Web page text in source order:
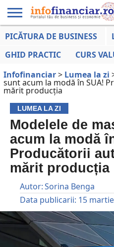
EDUCAȚIE
LA ZI
AFACERILOR
PICĂTURA DE BUSINESS
GHID PRACTIC
CURS
Infofinanciar> Lumea la zi
sunt acum la modă în SUA!
mărit producția
LUMEA LA ZI
Modelele de
acum la modă
Producătorii
mărit producția
Autor:Sorina Benga
Data publicarii: 15